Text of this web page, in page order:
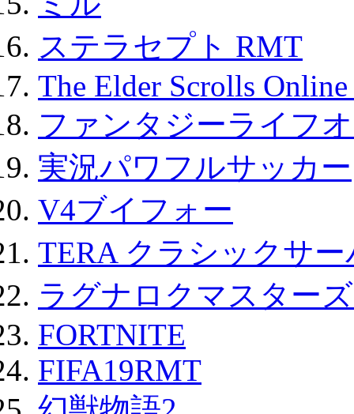
ステラセプト RMT
The Elder Scrolls
ファンタジーライフ
実況パワフルサッカー
V4ブイフォー
TERA クラシックサ
ラグナロクマスター
FORTNITE
FIFA19RMT